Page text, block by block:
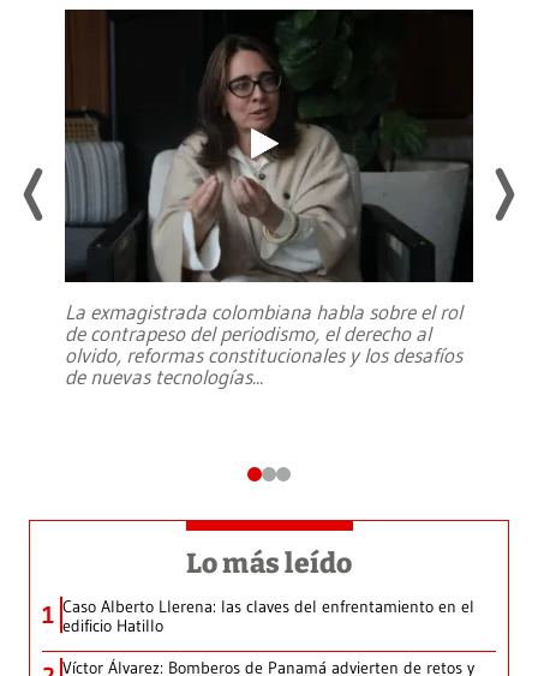
La exmagistrada colombiana habla sobre el rol
de contrapeso del periodismo, el derecho al
olvido, reformas constitucionales y los desafíos
de nuevas tecnologías...
Lo más leído
1 Caso Alberto Llerena: las claves del enfrentamiento en el
edificio Hatillo
Víctor Álvarez: Bomberos de Panamá advierten de retos y